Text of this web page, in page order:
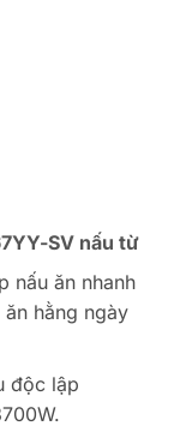
SV nấu từ
nấu ăn nhanh
hằng ngày
độc lập